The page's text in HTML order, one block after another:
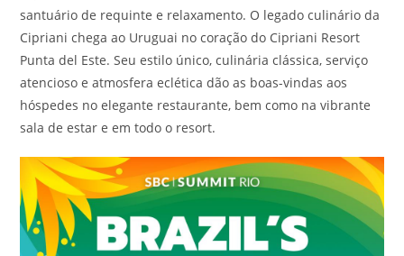
santuário de requinte e relaxamento. O legado culinário da
Cipriani chega ao Uruguai no coração do Cipriani Resort
Punta del Este. Seu estilo único, culinária clássica, serviço
atencioso e atmosfera eclética dão as boas-vindas aos
hóspedes no elegante restaurante, bem como na vibrante
sala de estar e em todo o resort.